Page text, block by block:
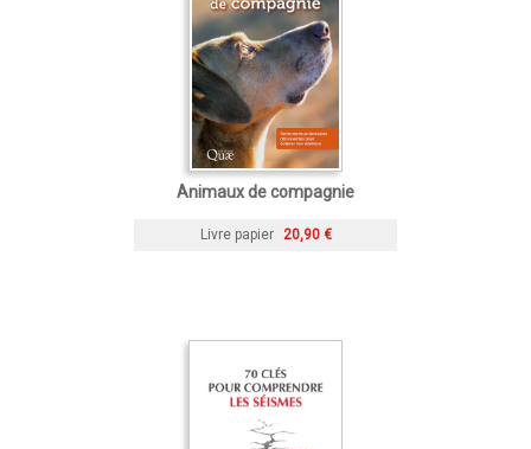
Animaux de compagnie
Livre papier 20,90 €